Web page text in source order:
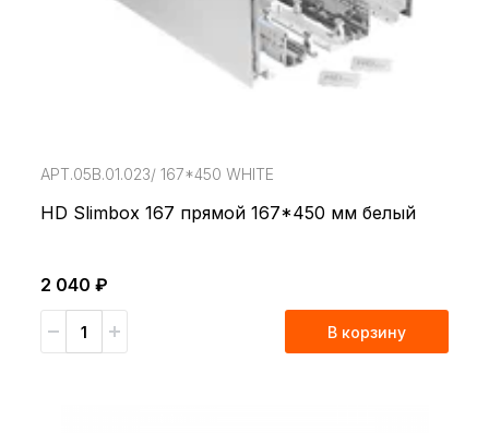
АРТ.05В.01.023/ 167*450 WHITE
HD Slimbox 167 прямой 167*450 мм белый
2 040 ₽
В корзину